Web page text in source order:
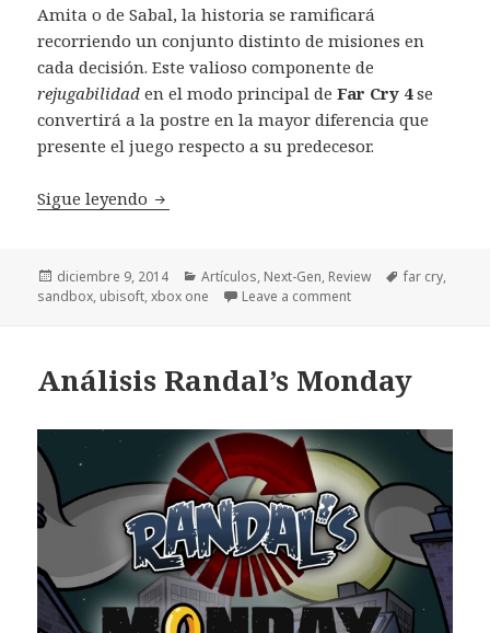
Amita o de Sabal, la historia se ramificará
recorriendo un conjunto distinto de misiones en
cada decisión. Este valioso componente de
rejugabilidad en el modo principal de Far Cry 4se
convertirá a la postre en la mayor diferencia que
presente el juego respecto a su predecesor.
Sigue leyendo Review Far Cry 4 Xbox One
Publicado
el
diciembre 9, 2014 Categorías
Artículos, Next-Gen, Review Etiquetas
far cry,
sandbox, ubisoft,xbox one Leave a comment
Análisis Randal’s Monday